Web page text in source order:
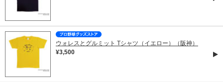
ウォレスとグルミット Tシャツ（イエロー）（阪神）
¥3,500